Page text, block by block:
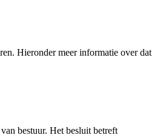
Hieronder meer informatie over dat
bestuur. Het besluit betreft